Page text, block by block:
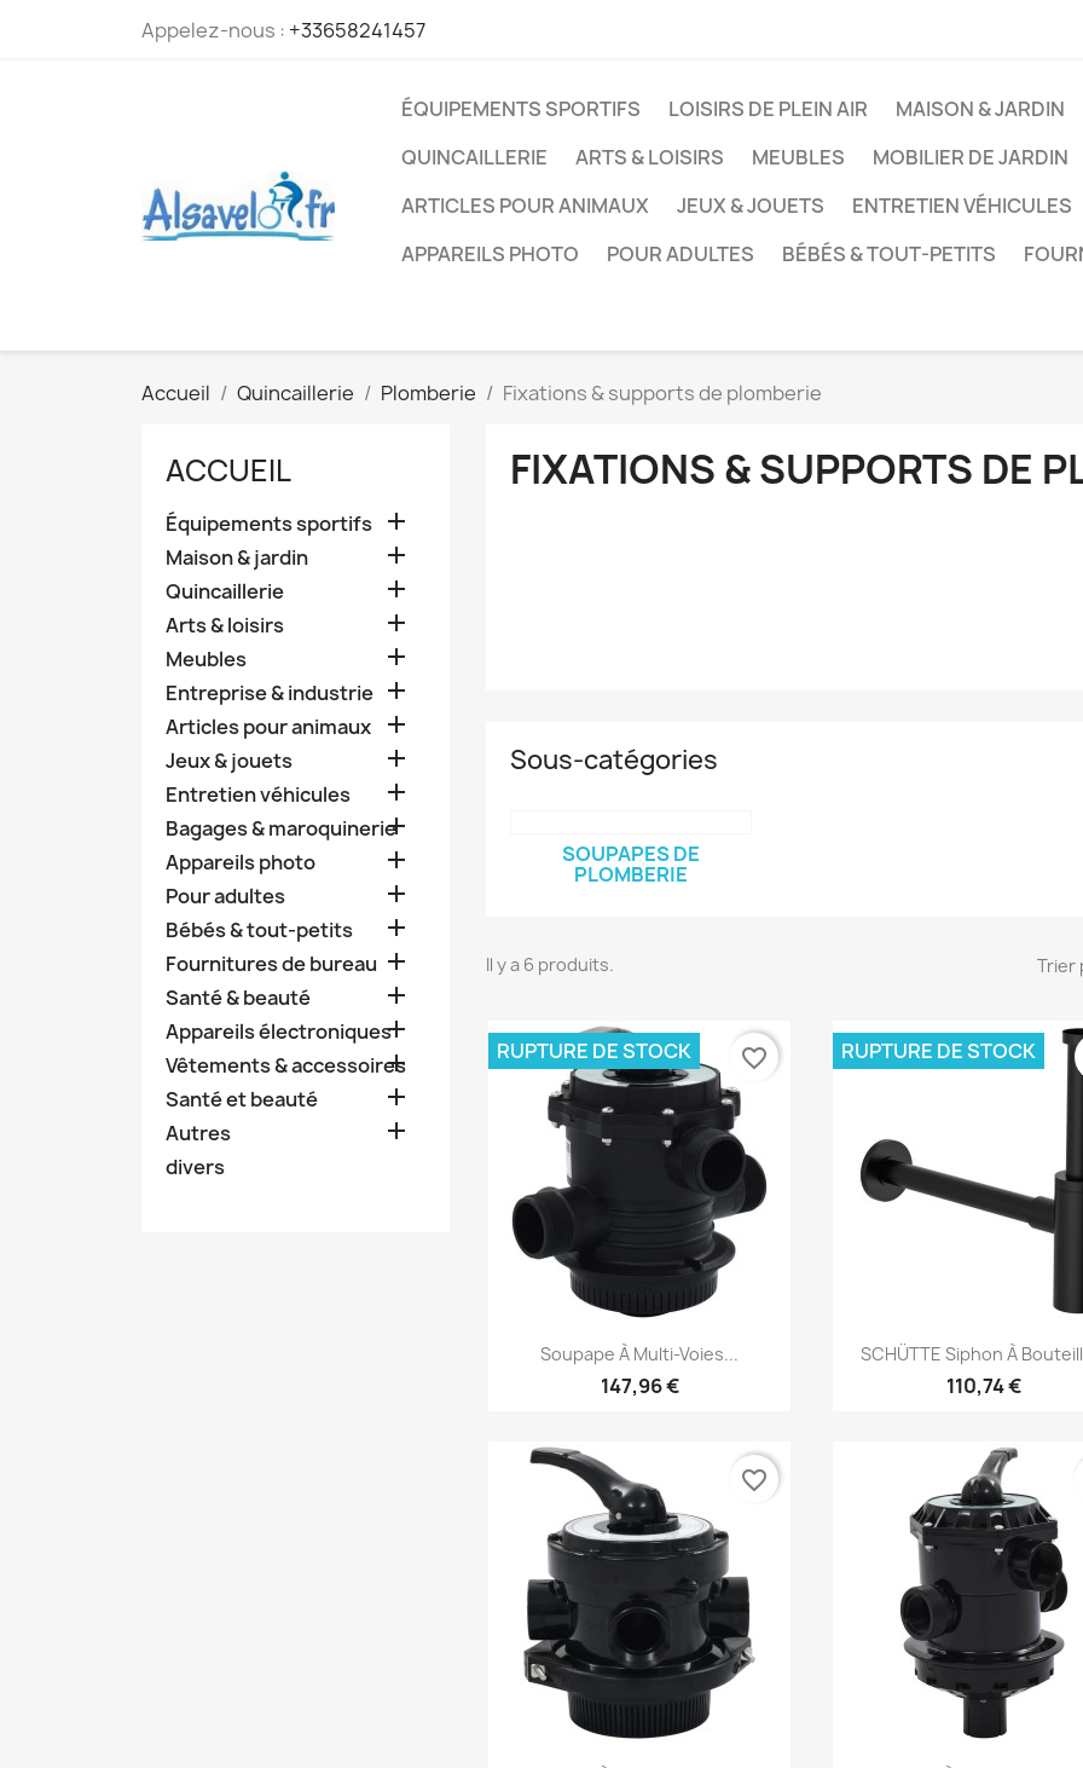
Appelez-nous : +33658241457
ÉQUIPEMENTS SPORTIFS LOISIRS DE PLEIN AIR MAISON & JARDIN
QUINCAILLERIE
ARTS & LOISIRS MEUBLES MOBILIER DE JARDIN
ARTICLES POUR ANIMAUX
JEUX & JOUETS ENTRETIEN VÉHICULES
APPAREILS PHOTO
POUR ADULTES BÉBÉS & TOUT-PETITS
Accueil Quincaillerie Plomberie Fixations & supports de plomberie
ACCUEIL
Équipements sportifs 
Maison & jardin 
Quincaillerie 
Arts & loisirs 
Meubles 
Entreprise & industrie 
Articles pour animaux 
Jeux & jouets 
Entretien véhicules 
Bagages & maroquinerie

Appareils photo 
Pour adultes 
Bébés & tout-petits 
Fournitures de bureau 
Santé & beauté 
Appareils électroniques
Vêtements & accessoires

Santé et beauté 
Autres 
divers
FIXATIONS & SUPPORTS DE
Sous-catégories
SOUPAPES DE
PLOMBERIE
Il y a 6 produits. Trier
Aperçu rapide
Soupape À Multi-Voies...
147,96 €
RUPTURE DE STOCK favorite_border
Aperçu rapide
SCHÜTTE Siphon À
110,74 €
RUPTURE DE STOCK
favorite_border